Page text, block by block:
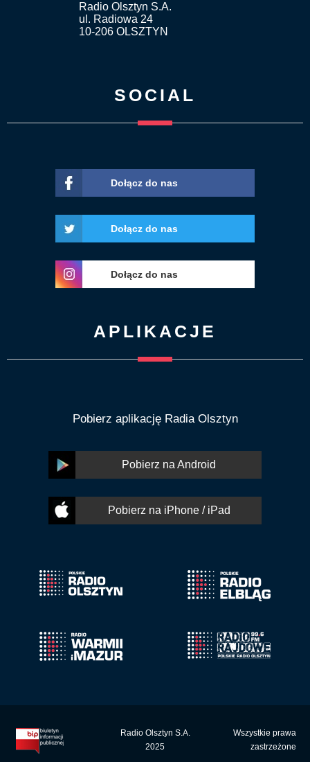
Radio Olsztyn S.A.
ul. Radiowa 24
10-206 OLSZTYN
SOCIAL
Dołącz do nas
Dołącz do nas
Dołącz do nas
APLIKACJE
Pobierz aplikację Radia Olsztyn
Pobierz na Android
Pobierz na iPhone / iPad
Radio Olsztyn S.A.
2025
Wszystkie prawa
zastrzeżone